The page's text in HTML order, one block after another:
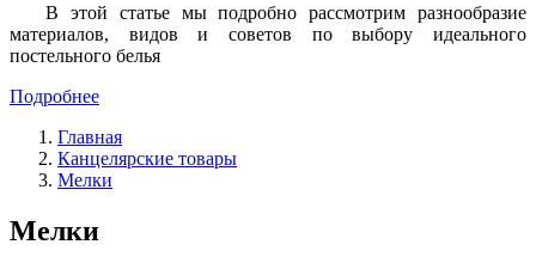
В этой статье мы подробно рассмотрим разнообразие
материалов, видов и советов по выбору идеального
постельного белья
Подробнее
Главная
Канцелярские товары
Мелки
Мелки